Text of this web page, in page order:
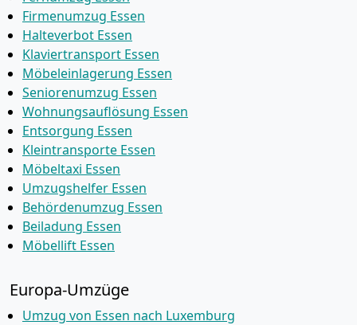
Firmenumzug Essen
Halteverbot Essen
Klaviertransport Essen
Möbeleinlagerung Essen
Seniorenumzug Essen
Wohnungsauflösung Essen
Entsorgung Essen
Kleintransporte Essen
Möbeltaxi Essen
Umzugshelfer Essen
Behördenumzug Essen
Beiladung Essen
Möbellift Essen
Europa-Umzüge
Umzug von Essen nach Luxemburg